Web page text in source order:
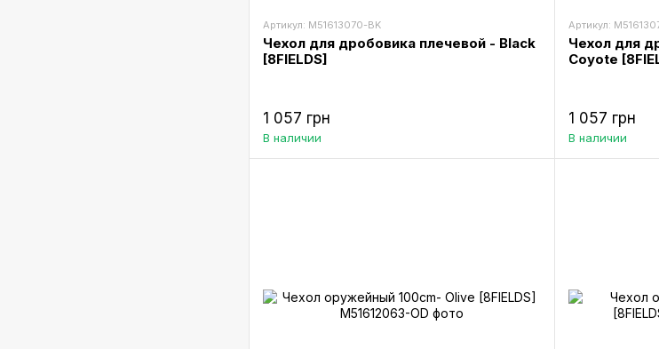
Артикул: M51613070-BK
Чехол для дробовика плечевой - Black
[8FIELDS]
1 057 грн
В наличии
Артикул:
Чехол для
Coyote
1 057 грн
В наличии